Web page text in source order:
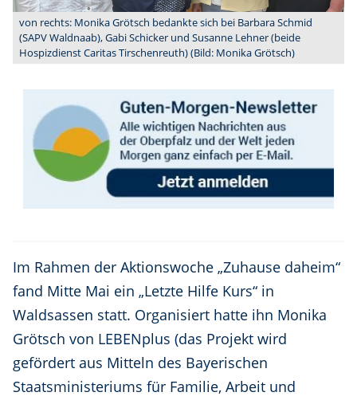
von rechts: Monika Grötsch bedankte sich bei Barbara Schmid
(SAPV Waldnaab), Gabi Schicker und Susanne Lehner (beide
Hospizdienst Caritas Tirschenreuth) (Bild: Monika Grötsch)
Im Rahmen der Aktionswoche „Zuhause daheim“
fand Mitte Mai ein „Letzte Hilfe Kurs“ in
Waldsassen statt. Organisiert hatte ihn Monika
Grötsch von LEBENplus (das Projekt wird
gefördert aus Mitteln des Bayerischen
Staatsministeriums für Familie, Arbeit und